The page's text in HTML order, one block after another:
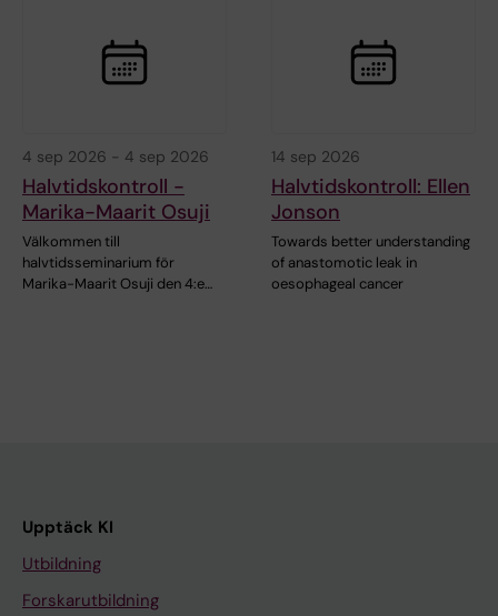
4 sep 2026 - 4 sep 2026
Halvtidskontroll -
Marika-Maarit Osuji
Välkommen till
halvtidsseminarium för
Marika-Maarit Osuji den 4:e…
14 sep 2026
Halvtidskontroll: Ellen
Jonson
Towards better understanding
of anastomotic leak in
oesophageal cancer
Upptäck KI
Utbildning
Forskarutbildning